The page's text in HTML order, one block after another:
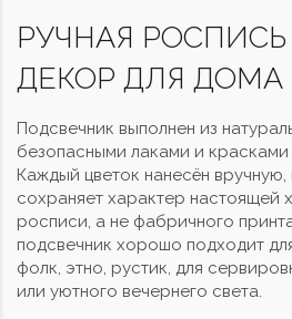
РУЧНАЯ
ДЕКОР ДЛЯ ДОМА
Подсвечник выполнен из
безопасными лаками и
Каждый цветок нанесён
сохраняет характер настоящей
росписи, а не фабричного
подсвечник хорошо подходит
фолк, этно, рустик, для
или уютного вечернего света.